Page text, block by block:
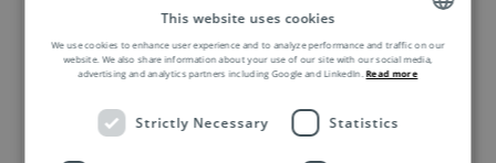
“免费” 也许是零售业中最有力的词汇，与消费者
的体验和忠诚度有着直接的关系。
ENGLISH
This website uses cookies
We use cookies to enhance user experience and to analyze performance and traffic on our
website. We also share information about your use of our site with our social media,
advertising and analytics partners including Google and LinkedIn. Read more
Strictly Necessary Statistics